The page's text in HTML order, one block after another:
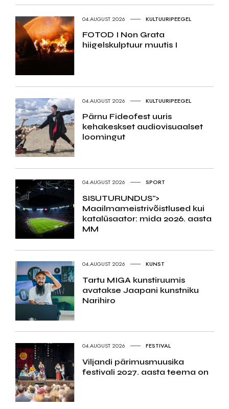
04.AUGUST 2026 KULTUURIPEEGEL
FOTOD I Non Grata
hiigelskulptuur muutis I
04.AUGUST 2026 KULTUURIPEEGEL
Pärnu Fideofest uuris
kehakeskset audiovisuaalset
loomingut
04.AUGUST 2026 SPORT
SISUTURUNDUS">
Maailmameistrivõistlused kui
katalüsaator: mida 2026. aasta
MM
04.AUGUST 2026 KUNST
Tartu MIGA kunstiruumis
avatakse Jaapani kunstniku
Narihiro
04.AUGUST 2026 FESTIVAL
Viljandi pärimusmuusika
festivali 2027. aasta teema on